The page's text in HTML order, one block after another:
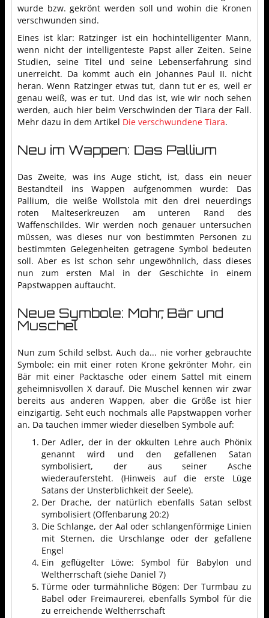
wurde bzw. gekrönt werden soll und wohin die Kronen
verschwunden sind.
Eines ist klar: Ratzinger ist ein hochintelligenter Mann,
wenn nicht der intelligenteste Papst aller Zeiten. Seine
Studien, seine Titel und seine Lebenserfahrung sind
unerreicht. Da kommt auch ein Johannes Paul II. nicht
heran. Wenn Ratzinger etwas tut, dann tut er es, weil er
genau weiß, was er tut. Und das ist, wie wir noch sehen
werden, auch hier beim Verschwinden der Tiara der Fall.
Mehr dazu in dem Artikel Die verschwundene Tiara.
Neu im Wappen: Das Pallium
Das Zweite, was ins Auge sticht, ist, dass ein neuer
Bestandteil ins Wappen aufgenommen wurde: Das
Pallium, die weiße Wollstola mit den drei neuerdings
roten Malteserkreuzen am unteren Rand des
Waffenschildes. Wir werden noch genauer untersuchen
müssen, was dieses nur von bestimmten Personen zu
bestimmten Gelegenheiten getragene Symbol bedeuten
soll. Aber es ist schon sehr ungewöhnlich, dass dieses
nun zum ersten Mal in der Geschichte in einem
Papstwappen auftaucht.
Neue Symbole: Mohr, Bär und
Muschel
Nun zum Schild selbst. Auch da... nie vorher gebrauchte
Symbole: ein mit einer roten Krone gekrönter Mohr, ein
Bär mit einer Packtasche oder einem Sattel mit einem
geheimnisvollen X darauf. Die Muschel kennen wir zwar
bereits aus anderen Wappen, aber die Größe ist hier
einzigartig. Seht euch nochmals alle Papstwappen vorher
an. Da tauchen immer wieder dieselben Symbole auf:
Der Adler, der in der okkulten Lehre auch Phönix
genannt wird und den gefallenen Satan
symbolisiert, der aus seiner Asche
wiederaufersteht. (Hinweis auf die erste Lüge
Satans der Unsterblichkeit der Seele).
Der Drache, der natürlich ebenfalls Satan selbst
symbolisiert (Offenbarung 20:2)
Die Schlange, der Aal oder schlangenförmige Linien
mit Sternen, die Urschlange oder der gefallene
Engel
Ein geflügelter Löwe: Symbol für Babylon und
Weltherrschaft (siehe Daniel 7)
Türme oder turmähnliche Bögen: Der Turmbau zu
Babel oder Freimaurerei, ebenfalls Symbol für die
zu erreichende Weltherrschaft